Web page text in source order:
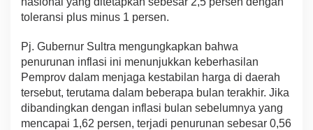
h
i
T
g
k
a
toleransi plus minus 1 persen.
Pj. Gubernur Sultra mengungkapkan bahwa
penurunan inflasi ini menunjukkan keberhasilan
Pemprov dalam menjaga kestabilan harga di daerah
tersebut, terutama dalam beberapa bulan terakhir. Jika
dibandingkan dengan inflasi bulan sebelumnya yang
mencapai 1,62 persen, terjadi penurunan sebesar 0,56